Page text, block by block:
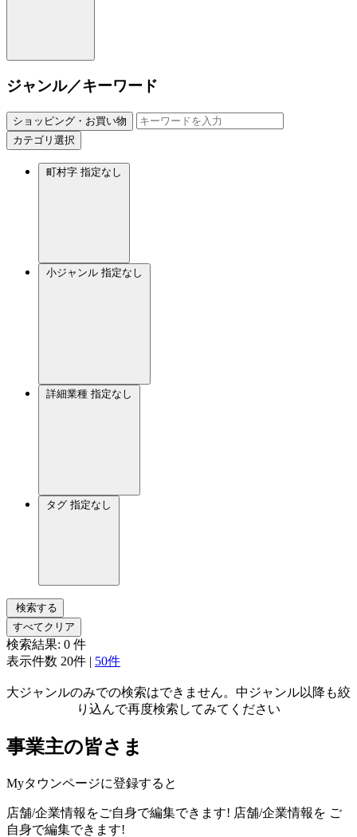
ジャンル／キーワード
ショッピング・お買い物
カテゴリ選択
町村字 指定なし
小ジャンル 指定なし
詳細業種 指定なし
タグ 指定なし
検索する
すべてクリア
検索結果: 0 件
表示件数 20件 | 50件
大ジャンルのみでの検索はできません。中ジャンル以降も絞
り込んで再度検索してみてください
事業主の皆さま
Myタウンページに登録すると
店舗/企業情報をご自身で編集できます! 店舗/企業情報を ご
自身で編集できます!